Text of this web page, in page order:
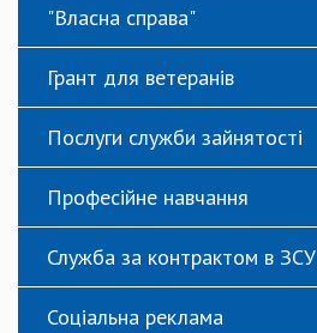
"Власна справа"
Грант для ветеранів
Послуги служби зайнятості
Професійне навчання
Служба за контрактом в ЗСУ
Соціальна реклама